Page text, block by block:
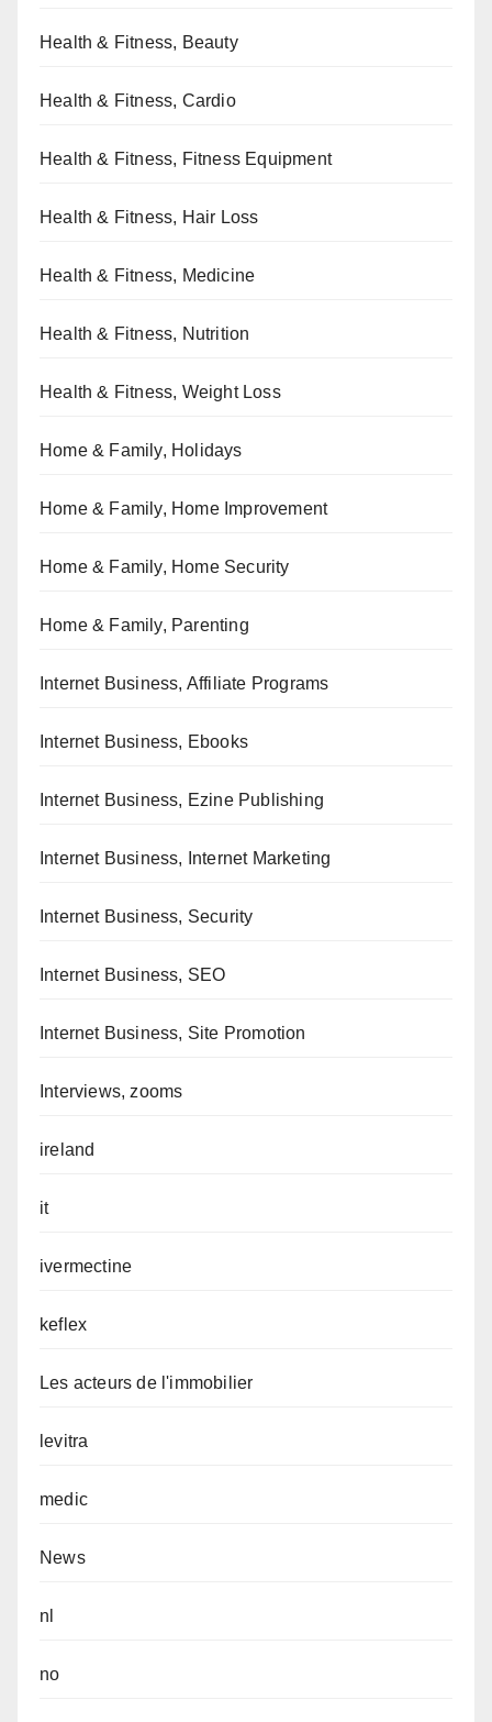
Health & Fitness, Beauty
Health & Fitness, Cardio
Health & Fitness, Fitness Equipment
Health & Fitness, Hair Loss
Health & Fitness, Medicine
Health & Fitness, Nutrition
Health & Fitness, Weight Loss
Home & Family, Holidays
Home & Family, Home Improvement
Home & Family, Home Security
Home & Family, Parenting
Internet Business, Affiliate Programs
Internet Business, Ebooks
Internet Business, Ezine Publishing
Internet Business, Internet Marketing
Internet Business, Security
Internet Business, SEO
Internet Business, Site Promotion
Interviews, zooms
ireland
it
ivermectine
keflex
Les acteurs de l'immobilier
levitra
medic
News
nl
no